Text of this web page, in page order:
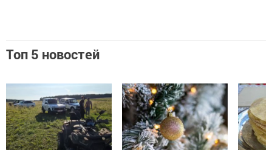
Топ 5 новостей